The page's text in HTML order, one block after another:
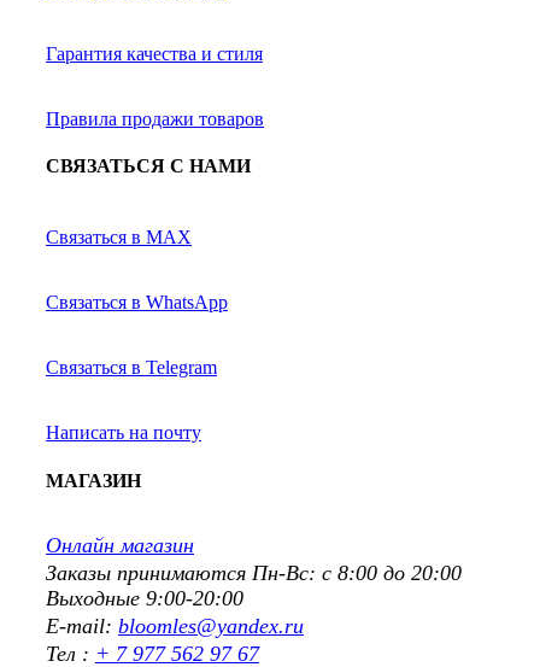
Гарантия качества и стиля
Правила продажи товаров
СВЯЗАТЬСЯ С НАМИ
Связаться в MAX
Связаться в WhatsApp
Связаться в Telegram
Написать на почту
МАГАЗИН
Онлайн магазин
Заказы принимаются Пн-Вс: с 8:00 до 20:00
Выходные 9:00-20:00
E-mail: bloomles@yandex.ru
Тел : + 7 977 562 97 67